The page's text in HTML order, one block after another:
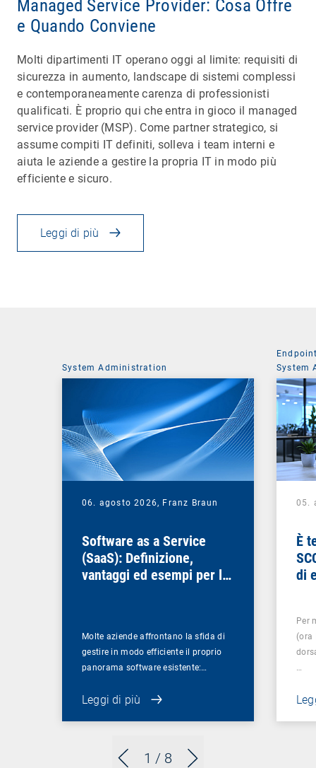
Managed Service Provider: Cosa Offre
e Quando Conviene
Molti dipartimenti IT operano oggi al limite: requisiti di
sicurezza in aumento, landscape di sistemi complessi
e contemporaneamente carenza di professionisti
qualificati. È proprio qui che entra in gioco il managed
service provider (MSP). Come partner strategico, si
assume compiti IT definiti, solleva i team interni e
aiuta le aziende a gestire la propria IT in modo più
efficiente e sicuro.
Leggi di più
1 / 8
System Administration
06. agosto 2026, Franz Braun
Software as a Service
(SaaS): Definizione,
vantaggi ed esempi per le
Molte aziende affrontano la sfida di
gestire in modo efficiente il proprio
panorama software esistente:…
Leggi di più
System
05.
È
di
Per
(ora
…